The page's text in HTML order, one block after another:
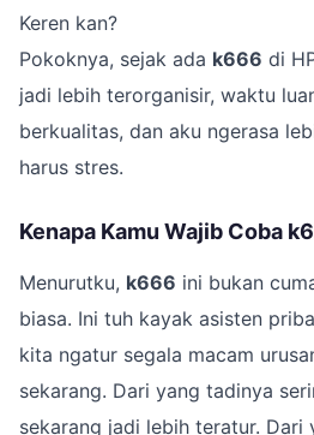
Keren kan?
Pokoknya, sejak ada k666 di
jadi lebih terorganisir, waktu
berkualitas, dan aku ngerasa
harus stres.
Kenapa Kamu Wajib Coba
Menurutku, k666 ini bukan
biasa. Ini tuh kayak asisten
kita ngatur segala macam
sekarang. Dari yang tadinya
sekarang jadi lebih teratur. Dari